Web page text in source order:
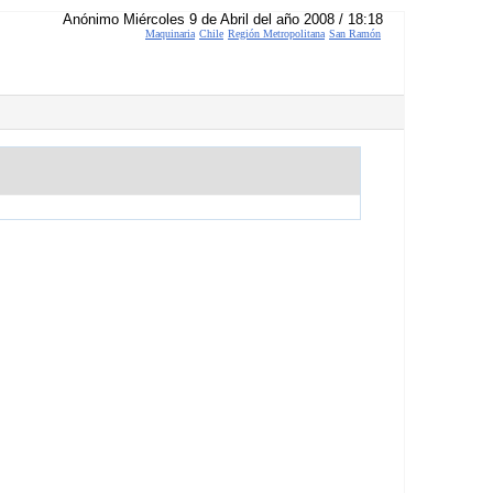
Maquinaria Chile Región Metropolitana San Ramón
Anónimo Miércoles 9 de Abril del año 2008 / 18:18